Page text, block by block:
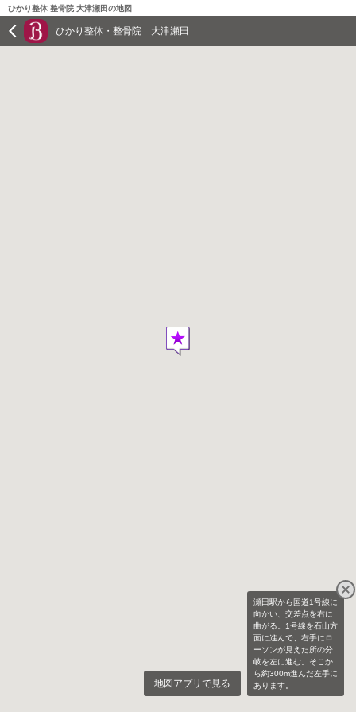
ひかり整体 整骨院 大津瀬田の地図
ひかり整体・整骨院 大津瀬田
瀬田駅から国道1号線に
向かい、交差点を右に
曲がる。1号線を石山方
面に進んで、右手にロ
ーソンが見えた所の分
岐を左に進む。そこか
ら約300m進んだ左手に
あります。
地図アプリで見る